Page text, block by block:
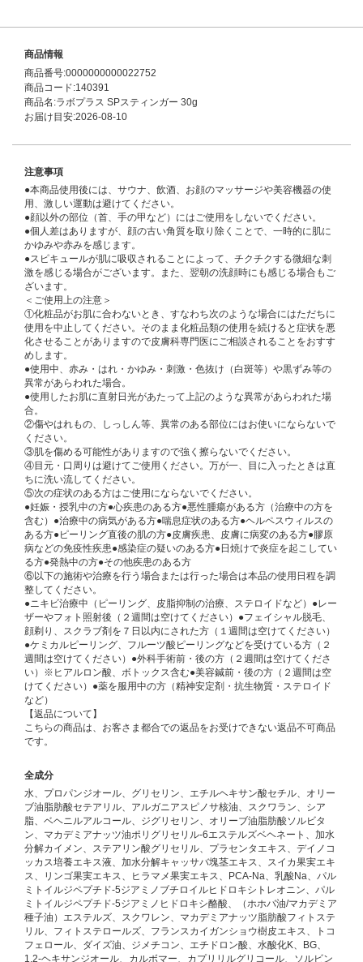
商品情報
商品番号:0000000000022752
商品コード:140391
商品名:ラボプラス SPスティンガー 30g
お届け目安:2026-08-10
注意事項
●本商品使用後には、サウナ、飲酒、お顔のマッサージや美容機器の使
用、激しい運動は避けてください。
●顔以外の部位（首、手の甲など）にはご使用をしないでください。
●個人差はありますが、顔の古い角質を取り除くことで、一時的に肌に
かゆみや赤みを感じます。
●スピキュールが肌に吸収されることによって、チクチクする微細な刺
激を感じる場合がございます。また、翌朝の洗顔時にも感じる場合もご
ざいます。
＜ご使用上の注意＞
①化粧品がお肌に合わないとき、すなわち次のような場合にはただちに
使用を中止してください。そのまま化粧品類の使用を続けると症状を悪
化させることがありますので皮膚科専門医にご相談されることをおすす
めします。
●使用中、赤み・はれ・かゆみ・刺激・色抜け（白斑等）や黒ずみ等の
異常があらわれた場合。
●使用したお肌に直射日光があたって上記のような異常があらわれた場
合。
②傷やはれもの、しっしん等、異常のある部位にはお使いにならないで
ください。
③肌を傷める可能性がありますので強く擦らないでください。
④目元・口周りは避けてご使用ください。万が一、目に入ったときは直
ちに洗い流してください。
⑤次の症状のある方はご使用にならないでください。
●妊娠・授乳中の方●心疾患のある方●悪性腫瘍がある方（治療中の方を
含む）●治療中の病気がある方●喘息症状のある方●ヘルペスウィルスの
ある方●ピーリング直後の肌の方●皮膚疾患、皮膚に病変のある方●膠原
病などの免疫性疾患●感染症の疑いのある方●日焼けで炎症を起こしてい
る方●発熱中の方●その他疾患のある方
⑥以下の施術や治療を行う場合または行った場合は本品の使用日程を調
整してください。
●ニキビ治療中（ピーリング、皮脂抑制の治療、ステロイドなど）●レー
ザーやフォト照射後（２週間は空けてください）●フェイシャル脱毛、
顔剃り、スクラブ剤を７日以内にされた方（１週間は空けてください）
●ケミカルピーリング、フルーツ酸ピーリングなどを受けている方（２
週間は空けてください）●外科手術前・後の方（２週間は空けてくださ
い）※ヒアルロン酸、ボトックス含む●美容鍼前・後の方（２週間は空
けてください）●薬を服用中の方（精神安定剤・抗生物質・ステロイド
など）
【返品について】
こちらの商品は、お客さま都合での返品をお受けできない返品不可商品
です。
全成分
水、プロパンジオール、グリセリン、エチルヘキサン酸セチル、オリー
ブ油脂肪酸セテアリル、アルガニアスピノサ核油、スクワラン、シア
脂、ベヘニルアルコール、ジグリセリン、オリーブ油脂肪酸ソルビタ
ン、マカデミアナッツ油ポリグリセリル-6エステルズベヘネート、加水
分解カイメン、ステアリン酸グリセリル、プラセンタエキス、デイノコ
ッカス培養エキス液、加水分解キャッサバ塊茎エキス、スイカ果実エキ
ス、リンゴ果実エキス、ヒラマメ果実エキス、PCA-Na、乳酸Na、パル
ミトイルジペプチド-5ジアミノブチロイルヒドロキシトレオニン、パル
ミトイルジペプチド-5ジアミノヒドロキシ酪酸、（ホホバ油/マカデミア
種子油）エステルズ、スクワレン、マカデミアナッツ脂肪酸フィトステ
リル、フィトステロールズ、フランスカイガンショウ樹皮エキス、トコ
フェロール、ダイズ油、ジメチコン、エチドロン酸、水酸化K、BG、
1,2-ヘキサンジオール、カルボマー、カプリリルグリコール、ソルビン